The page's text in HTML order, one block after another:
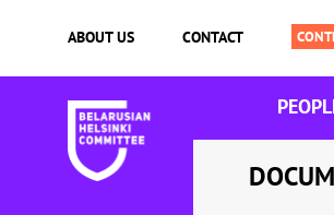
ABOUT US CONTACT